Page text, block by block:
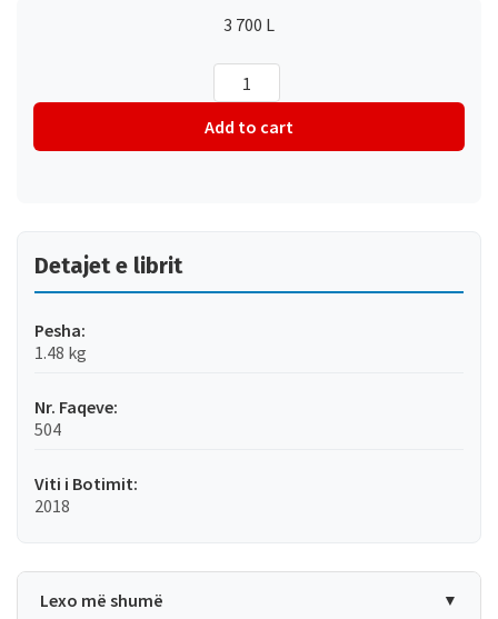
3 700 L
Vendbanimi
prehistorik
Maliqit
Add to cart
Detajet e librit
Pesha:
1.48 kg
Nr. Faqeve:
504
Viti i Botimit:
2018
Lexo më shumë ▼